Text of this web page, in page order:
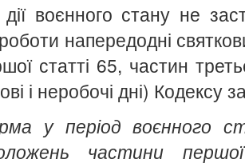
воєнного стану не
напередодні
статті 65, частин
і неробочі дні) Кодексу
у період воєнного
частини